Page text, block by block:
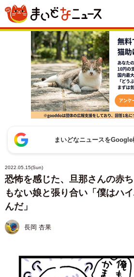
まいどなニュースを
2022.05.15(Sun)
恐怖を感じた、旦那さんの赤
もない娘と張り合い「僕はハ
んだ」
長岡 杏果